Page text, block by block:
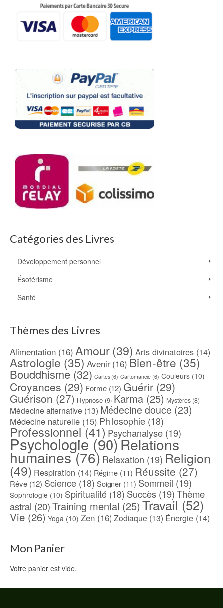
Catégories des Livres
Développement personnel
Ésotérisme
Santé
Thèmes des Livres
Alimentation (16) Amour (39) Arts divinatoires (14)
Astrologie (35) Avenir (16) Bien-être (35)
Bouddhisme (32) Cartes (6) Cartomancie (6) Couleurs (10)
Croyances (29) Forme (12) Guérir (29)
Guérison (27) Hypnose (9) Karma (25) Mystères (8)
Médecine alternative (13) Médecine douce (23)
Médecine naturelle (15) Philosophie (18)
Professionnel(41) Psychanalyse (19)
Psychologie(90) Relations
humaines(76) Relaxation (19) Religion
(49) Respiration (14) Régime (11) Réussite (27)
Rêve (12) Science (18) Soigner (11) Sommeil (19)
Sophrologie (10) Spiritualité (18) Succès (19)Thème
astral (20)Training mental (25) Travail (52)
Vie (26) Yoga (10) Zen (16) Zodiaque (13) Énergie (14)
Mon Panier
Votre panier est vide.